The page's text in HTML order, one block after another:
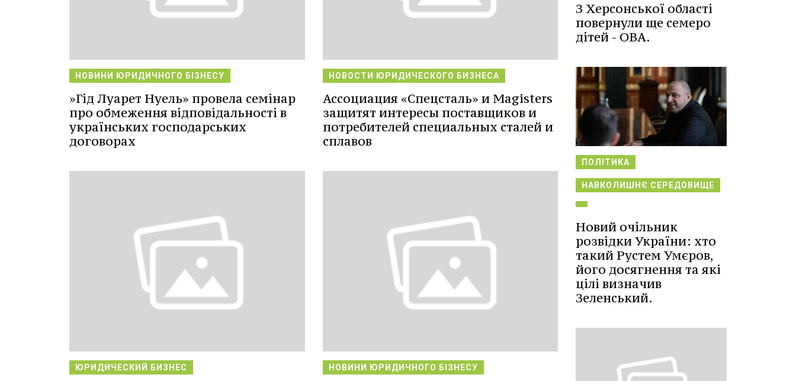
НОВИНИ ЮРИДИЧНОГО БІЗНЕСУ
»Гід Луарет Нуель» провела семінар
про обмеження відповідальності в
українських господарських
договорах
НОВОСТИ ЮРИДИЧЕСКОГО БИЗНЕСА
Ассоциация «Спецсталь» и Magisters
защитят интересы поставщиков и
потребителей специальных сталей и
сплавов
ЮРИДИЧЕСКИЙ БИЗНЕС НОВИНИ ЮРИДИЧНОГО БІЗНЕСУ
З Херсонської області
повернули ще семеро
дітей - ОВА.
ПОЛІТИКА
НАВКОЛИШНЄ СЕРЕДОВИЩЕ
Новий очільник
розвідки України: хто
такий Рустем Умєров,
його досягнення та які
цілі визначив
Зеленський.